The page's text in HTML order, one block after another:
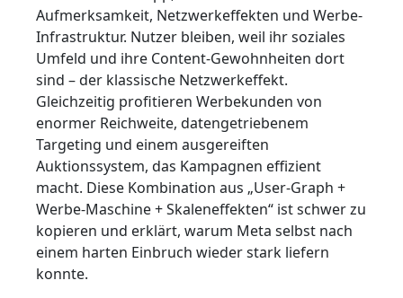
Aufmerksamkeit, Netzwerkeffekten und Werbe-
Infrastruktur. Nutzer bleiben, weil ihr soziales
Umfeld und ihre Content-Gewohnheiten dort
sind – der klassische Netzwerkeffekt.
Gleichzeitig profitieren Werbekunden von
enormer Reichweite, datengetriebenem
Targeting und einem ausgereiften
Auktionssystem, das Kampagnen effizient
macht. Diese Kombination aus „User-Graph +
Werbe-Maschine + Skaleneffekten“ ist schwer zu
kopieren und erklärt, warum Meta selbst nach
einem harten Einbruch wieder stark liefern
konnte.